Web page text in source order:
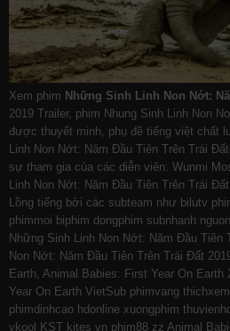
Xem phim Những Sinh Linh Non Nớt:
2019 Trailer, phim Nhung Sinh Linh Non
được thuyết minh, phụ đề tiếng việt chất
Linh Non Nớt: Năm Đầu Tiên Trên Trái
sự tham gia của các diễn viên: Wunmi
Linh Non Nớt: Năm Đầu Tiên Trên Trái
Lồng tiếng bởi các subteam như bilutv
phimmoi biphim dongphim subnhanh
Những Sinh Linh Non Nớt: Năm Đầu Tiên
Non Nớt: Năm Đầu Tiên Trên Trái Đất
Earth, Animal Babies: First Year On Earth
Year On Earth VietSub phimvang
phimdinhcao hdonline xuongphim thuvienhd
vkool KST kites vn phim88 zz Animal